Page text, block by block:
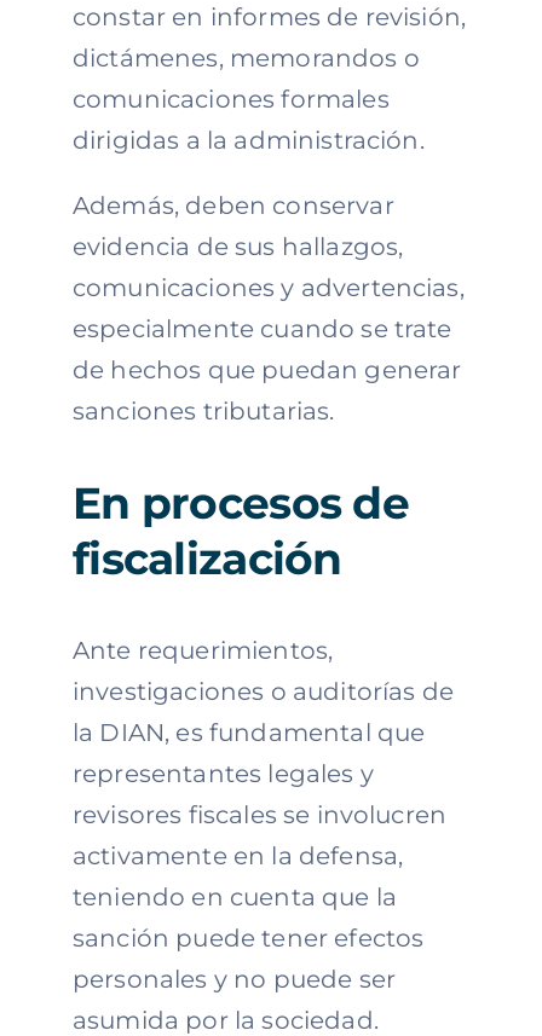
constar en informes de revisión,
dictámenes, memorandos o
comunicaciones formales
dirigidas a la administración.
Además, deben conservar
evidencia de sus hallazgos,
comunicaciones y advertencias,
especialmente cuando se trate
de hechos que puedan generar
sanciones tributarias.
En procesos de
fiscalización
Ante requerimientos,
investigaciones o auditorías de
la DIAN, es fundamental que
representantes legales y
revisores fiscales se involucren
activamente en la defensa,
teniendo en cuenta que la
sanción puede tener efectos
personales y no puede ser
asumida por la sociedad.